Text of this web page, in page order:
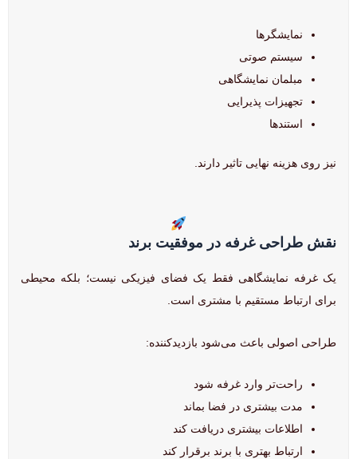
نمایشگرها
سیستم صوتی
مبلمان نمایشگاهی
تجهیزات پذیرایی
استندها
نیز روی هزینه نهایی تاثیر دارند.
نقش طراحی غرفه در موفقیت برند
یک غرفه نمایشگاهی فقط یک فضای فیزیکی نیست؛ بلکه محیطی
برای ارتباط مستقیم با مشتری است.
طراحی اصولی باعث می‌شود بازدیدکننده:
راحت‌تر وارد غرفه شود
مدت بیشتری در فضا بماند
اطلاعات بیشتری دریافت کند
ارتباط بهتری با برند برقرار کند